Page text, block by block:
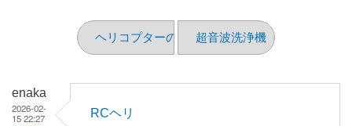
ヘリコプターのおもちゃ（後編）
超音波洗浄機（分解編）
enaka
2026-02-
15 22:27
RCヘリ